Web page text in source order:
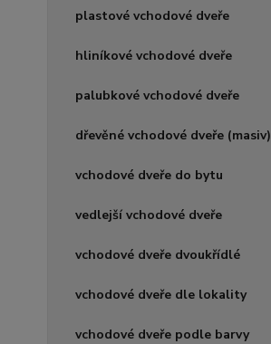
plastové vchodové dveře
hliníkové vchodové dveře
palubkové vchodové dveře
dřevěné vchodové dveře (masiv)
vchodové dveře do bytu
vedlejší vchodové dveře
vchodové dveře dvoukřídlé
vchodové dveře dle lokality
vchodové dveře podle barvy